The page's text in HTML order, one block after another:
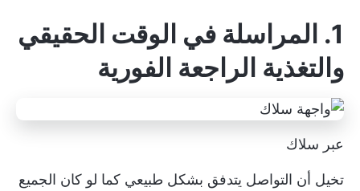
1. المراسلة في الوقت الحقيقي
والتغذية الراجعة الفورية
عبر سلاك
تخيل أن التواصل يتدفق بشكل طبيعي كما لو كان الجميع